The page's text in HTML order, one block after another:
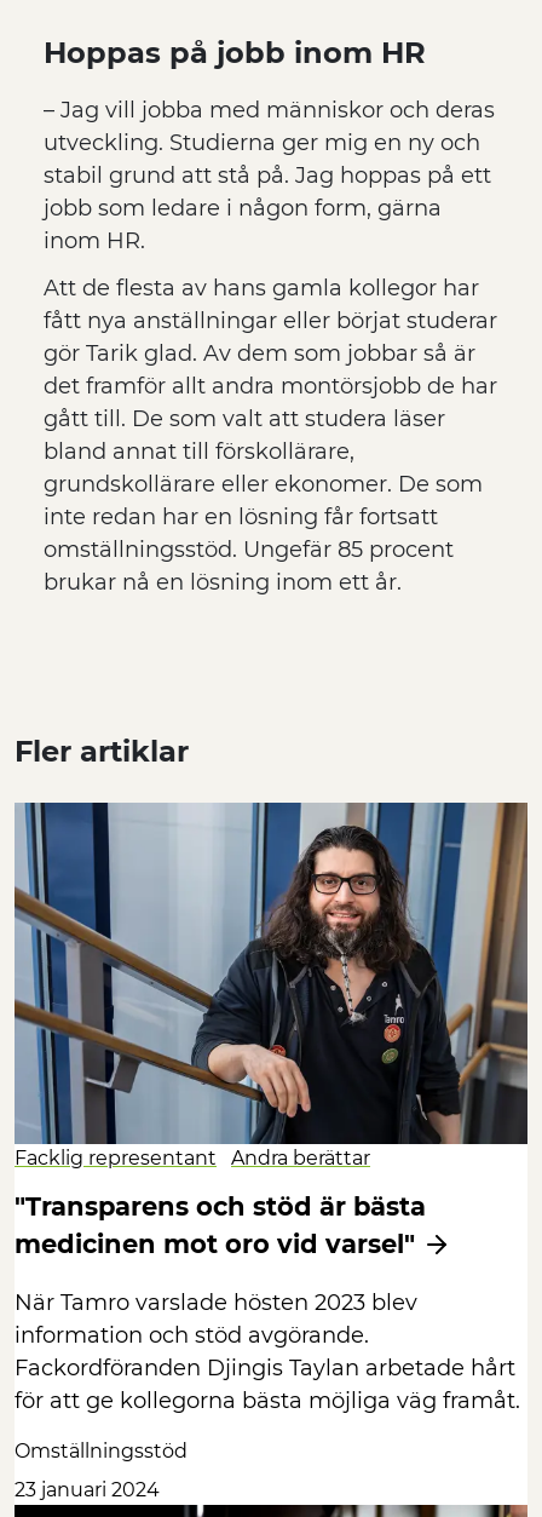
Hoppas på jobb inom HR
– Jag vill jobba med människor och deras
utveckling. Studierna ger mig en ny och
stabil grund att stå på. Jag hoppas på ett
jobb som ledare i någon form, gärna
inom HR.
Att de flesta av hans gamla kollegor har
fått nya anställningar eller börjat studerar
gör Tarik glad. Av dem som jobbar så är
det framför allt andra montörsjobb de har
gått till. De som valt att studera läser
bland annat till förskollärare,
grundskollärare eller ekonomer. De som
inte redan har en lösning får fortsatt
omställningsstöd. Ungefär 85 procent
brukar nå en lösning inom ett år.
Fler artiklar
Facklig representant Andra berättar
"Transparens och stöd är bästa
medicinen mot oro vid varsel"
När Tamro varslade hösten 2023 blev
information och stöd avgörande.
Fackordföranden Djingis Taylan arbetade hårt
för att ge kollegorna bästa möjliga väg framåt.
Omställningsstöd
23 januari 2024